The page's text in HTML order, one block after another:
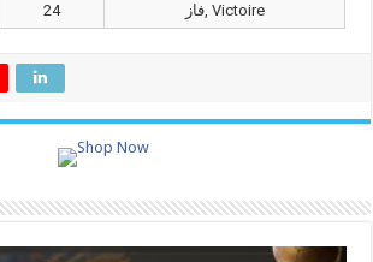
24 فاز, Victoire